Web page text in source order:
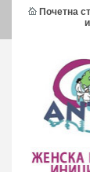
Почетна